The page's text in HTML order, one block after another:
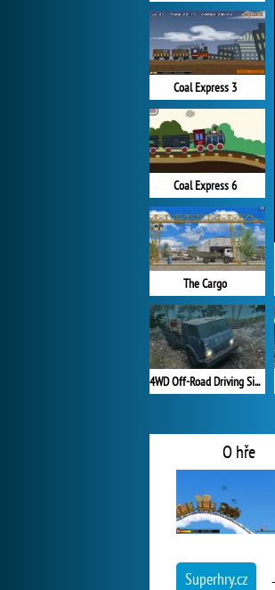
Coal Express 3
Coal Express 6
The Cargo
4WD Off-Road Driving Sim
O hře
Superhry.cz